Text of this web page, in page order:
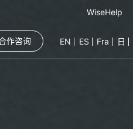
WiseHelp
作咨询 EN ES Fra 日